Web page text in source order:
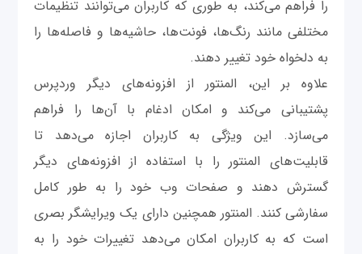
را فراهم می‌کند، به طوری که کاربران می‌توانند تنظیمات
مختلفی مانند رنگ‌ها، فونت‌ها، حاشیه‌ها و فاصله‌ها را
به دلخواه خود تغییر دهند.
علاوه بر این، المنتور از افزونه‌های دیگر وردپرس
پشتیبانی می‌کند و امکان ادغام با آن‌ها را فراهم
می‌سازد. این ویژگی به کاربران اجازه می‌دهد تا
قابلیت‌های المنتور را با استفاده از افزونه‌های دیگر
گسترش دهند و صفحات وب خود را به طور کامل
سفارشی کنند. المنتور همچنین دارای یک ویرایشگر بصری
است که به کاربران امکان می‌دهد تغییرات خود را به